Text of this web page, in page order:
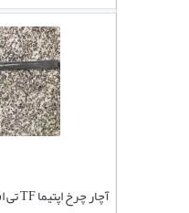
آچار چرخ اپتیما TF تی اف تی اف 2015-2011